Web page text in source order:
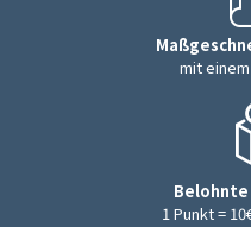
mit
1 Punkt =